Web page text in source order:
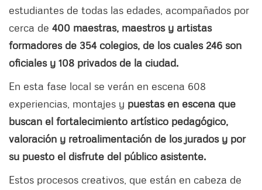
estudiantes de todas las edades, acompañados por
cerca de 400 maestras, maestros y artistas
formadores de 354 colegios, de los cuales 246 son
oficiales y 108 privados de la ciudad.
En esta fase local se verán en escena 608
experiencias, montajes y puestas en escena que
buscan el fortalecimiento artístico pedagógico,
valoración y retroalimentación de los jurados y por
su puesto el disfrute del público asistente.
Estos procesos creativos, que están en cabeza de